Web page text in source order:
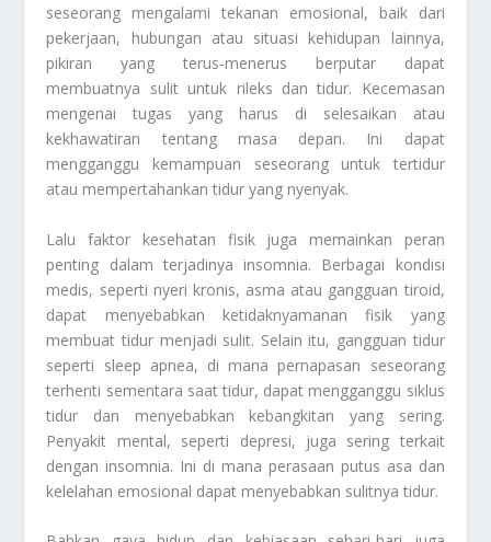
seseorang mengalami tekanan emosional, baik dari
pekerjaan, hubungan atau situasi kehidupan lainnya,
pikiran yang terus-menerus berputar dapat
membuatnya sulit untuk rileks dan tidur. Kecemasan
mengenai tugas yang harus di selesaikan atau
kekhawatiran tentang masa depan. Ini dapat
mengganggu kemampuan seseorang untuk tertidur
atau mempertahankan tidur yang nyenyak.
Lalu faktor kesehatan fisik juga memainkan peran
penting dalam terjadinya insomnia. Berbagai kondisi
medis, seperti nyeri kronis, asma atau gangguan tiroid,
dapat menyebabkan ketidaknyamanan fisik yang
membuat tidur menjadi sulit. Selain itu, gangguan tidur
seperti sleep apnea, di mana pernapasan seseorang
terhenti sementara saat tidur, dapat mengganggu siklus
tidur dan menyebabkan kebangkitan yang sering.
Penyakit mental, seperti depresi, juga sering terkait
dengan insomnia. Ini di mana perasaan putus asa dan
kelelahan emosional dapat menyebabkan sulitnya tidur.